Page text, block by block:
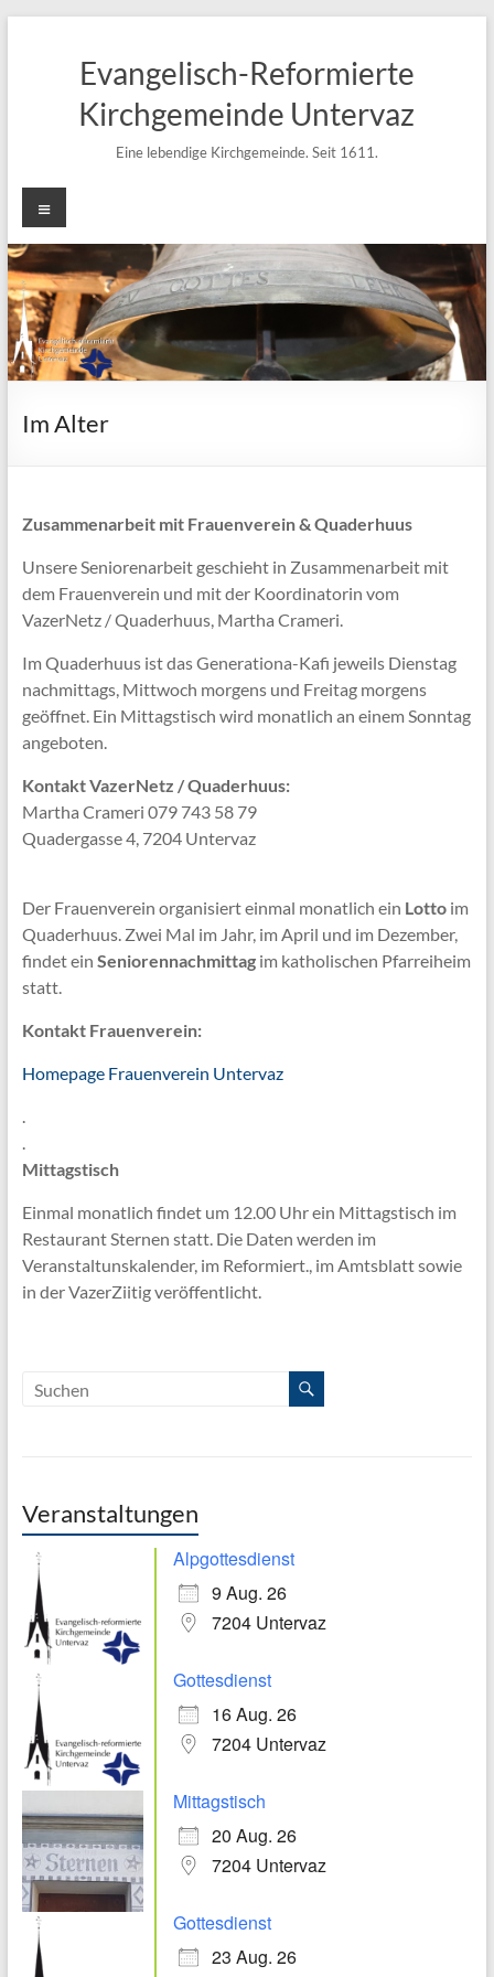
Evangelisch-Reformierte
Kirchgemeinde Untervaz
Eine lebendige Kirchgemeinde. Seit 1611.
Menü
Im Alter
Zusammenarbeit mit Frauenverein & Quaderhuus
Unsere Seniorenarbeit geschieht in Zusammenarbeit mit
dem Frauenverein und mit der Koordinatorin vom
VazerNetz / Quaderhuus, Martha Crameri.
Im Quaderhuus ist das Generationa-Kafi jeweils Dienstag
nachmittags, Mittwoch morgens und Freitag morgens
geöffnet. Ein Mittagstisch wird monatlich an einem Sonntag
angeboten.
Kontakt VazerNetz / Quaderhuus:
Martha Crameri 079 743 58 79
Quadergasse 4, 7204 Untervaz
Der Frauenverein organisiert einmal monatlich ein Lottoim
Quaderhuus. Zwei Mal im Jahr, im April und im Dezember,
findet ein Seniorennachmittagim katholischen Pfarreiheim
statt.
Kontakt Frauenverein:
Homepage Frauenverein Untervaz
.
.
Mittagstisch
Einmal monatlich findet um 12.00 Uhr ein Mittagstisch im
Restaurant Sternen statt.Die Daten werden im
Veranstaltunskalender, im Reformiert., im Amtsblatt sowie
in der VazerZiitig veröffentlicht.
Veranstaltungen
Alpgottesdienst
9 Aug. 26
7204 Untervaz
Gottesdienst
16 Aug. 26
7204 Untervaz
Mittagstisch
20 Aug. 26
7204 Untervaz
Gottesdienst
23 Aug. 26